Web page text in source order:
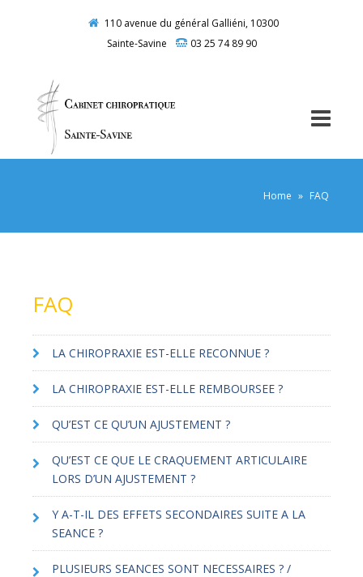
110 avenue du général Galliéni, 10300
Sainte-Savine
03 25 74 89 90
Home » FAQ
FAQ
LA CHIROPRAXIE EST-ELLE RECONNUE ?
LA CHIROPRAXIE EST-ELLE REMBOURSEE ?
QU’EST CE QU’UN AJUSTEMENT ?
QU’EST CE QUE LE CRAQUEMENT ARTICULAIRE
LORS D’UN AJUSTEMENT ?
Y A-T-IL DES EFFETS SECONDAIRES SUITE A LA
SEANCE ?
PLUSIEURS SEANCES SONT NECESSAIRES ? /